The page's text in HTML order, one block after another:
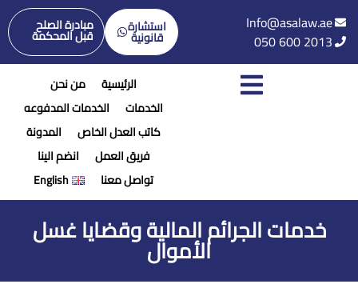
Info@asalaw.ae
050 600 2013
استشارة
قانونية
مبادرة الصلح
قبل المحكمة
الرئيسية
من نحن
الخدمات
الخدمات المدفوعه
كاتب العدل الخاص
المدونة
فريق العمل
انضم الينا
تواصل معنا
English
خدمات الجرائم المالية وقضايا غسل
الأموال